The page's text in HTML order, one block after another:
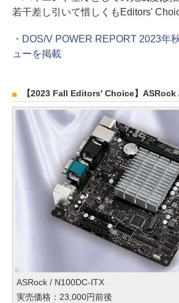
若干差し引いて惜しくもEditors'
・DOS/V POWER REPORT 2023年
ューを掲載
【2023 Fall Editors' Choice】ASRock
ASRock / N100DC-ITX
実売価格：23,000円前後